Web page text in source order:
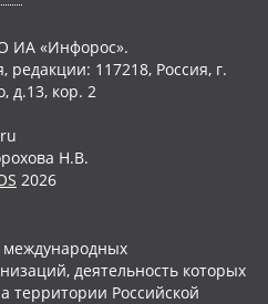
ИА «Инфорос».
редакции: 117218, Россия, г.
д.13, кор. 2
Н.В.
2026
деятельность которых
территории Российской